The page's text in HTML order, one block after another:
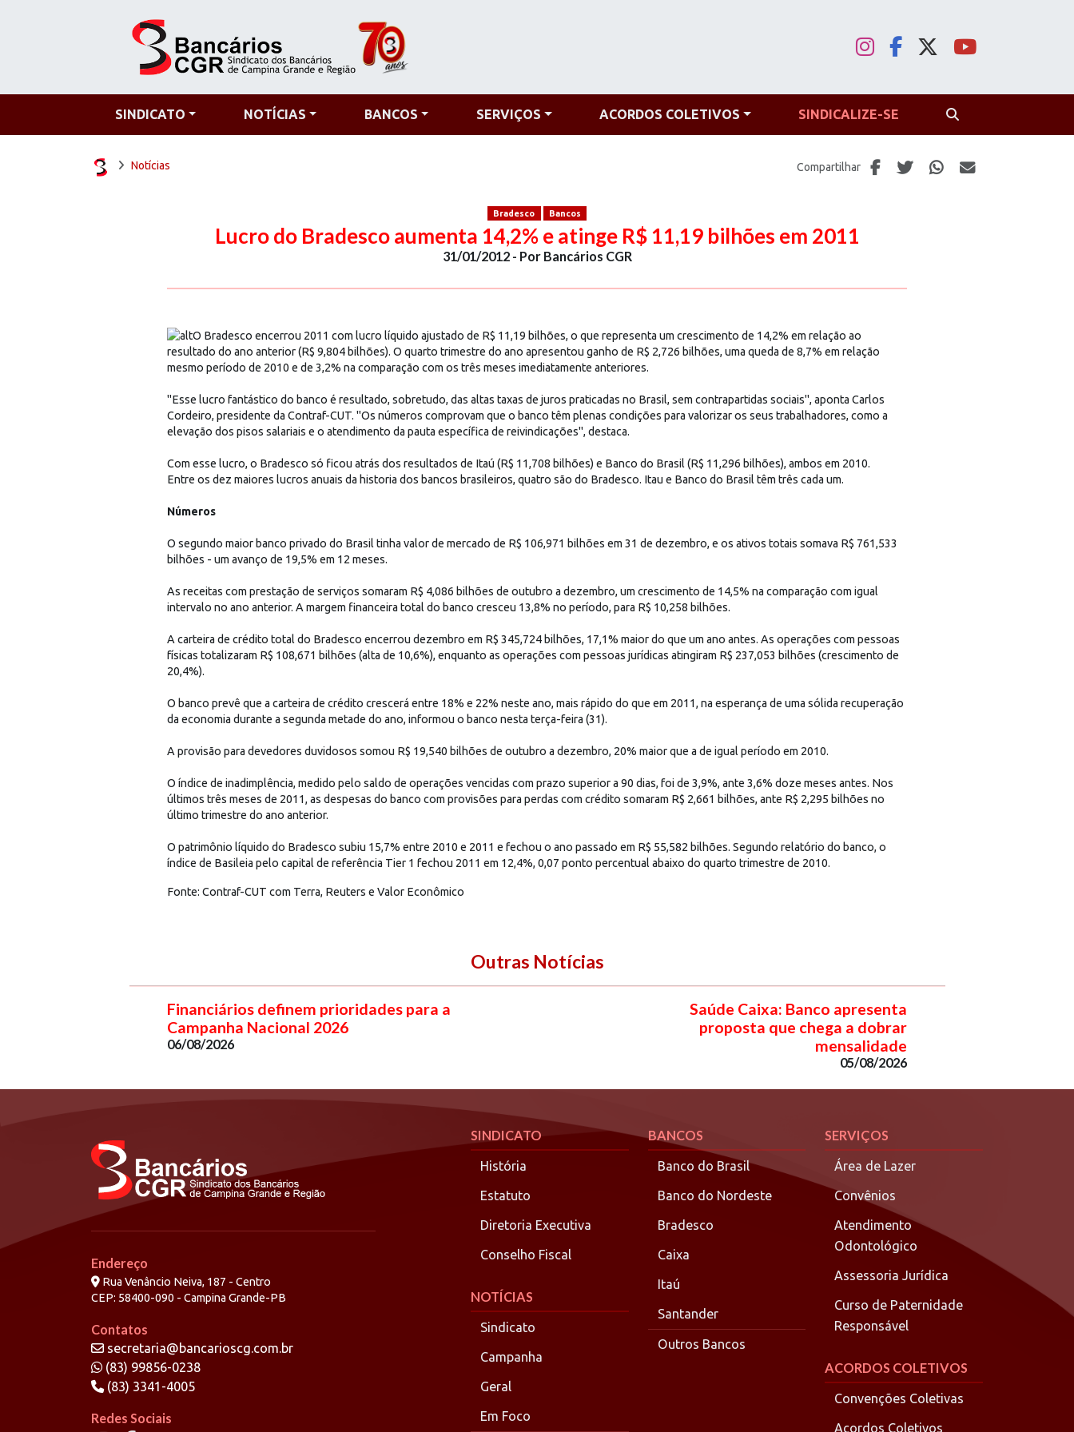
SINDICATO NOTÍCIAS BANCOS SERVIÇOS ACORDOS COLETIVOS SINDICALIZE-SE
Notícias Compartilhar
Bradesco Bancos
Lucro do Bradesco aumenta 14,2% e atinge R$ 11,19 bilhões em 2011
31/01/2012 - Por Bancários CGR
O Bradesco encerrou 2011 com lucro líquido ajustado de R$ 11,19 bilhões, o que representa um crescimento de 14,2% em relação ao
resultado do ano anterior (R$ 9,804 bilhões). O quarto trimestre do ano apresentou ganho de R$ 2,726 bilhões, uma queda de 8,7% em relação
mesmo período de 2010 e de 3,2% na comparação com os três meses imediatamente anteriores.
"Esse lucro fantástico do banco é resultado, sobretudo, das altas taxas de juros praticadas no Brasil, sem contrapartidas sociais", aponta Carlos
Cordeiro, presidente da Contraf-CUT. "Os números comprovam que o banco têm plenas condições para valorizar os seus trabalhadores, como a
elevação dos pisos salariais e o atendimento da pauta específica de reivindicações", destaca.
Com esse lucro, o Bradesco só ficou atrás dos resultados de Itaú (R$ 11,708 bilhões) e Banco do Brasil (R$ 11,296 bilhões), ambos em 2010.
Entre os dez maiores lucros anuais da historia dos bancos brasileiros, quatro são do Bradesco. Itau e Banco do Brasil têm três cada um.
Números
O segundo maior banco privado do Brasil tinha valor de mercado de R$ 106,971 bilhões em 31 de dezembro, e os ativos totais somava R$ 761,533
bilhões - um avanço de 19,5% em 12 meses.
As receitas com prestação de serviços somaram R$ 4,086 bilhões de outubro a dezembro, um crescimento de 14,5% na comparação com igual
intervalo no ano anterior. A margem financeira total do banco cresceu 13,8% no período, para R$ 10,258 bilhões.
A carteira de crédito total do Bradesco encerrou dezembro em R$ 345,724 bilhões, 17,1% maior do que um ano antes. As operações com pessoas
físicas totalizaram R$ 108,671 bilhões (alta de 10,6%), enquanto as operações com pessoas jurídicas atingiram R$ 237,053 bilhões (crescimento de
20,4%).
O banco prevê que a carteira de crédito crescerá entre 18% e 22% neste ano, mais rápido do que em 2011, na esperança de uma sólida recuperação
da economia durante a segunda metade do ano, informou o banco nesta terça-feira (31).
A provisão para devedores duvidosos somou R$ 19,540 bilhões de outubro a dezembro, 20% maior que a de igual período em 2010.
O índice de inadimplência, medido pelo saldo de operações vencidas com prazo superior a 90 dias, foi de 3,9%, ante 3,6% doze meses antes. Nos
últimos três meses de 2011, as despesas do banco com provisões para perdas com crédito somaram R$ 2,661 bilhões, ante R$ 2,295 bilhões no
último trimestre do ano anterior.
O patrimônio líquido do Bradesco subiu 15,7% entre 2010 e 2011 e fechou o ano passado em R$ 55,582 bilhões. Segundo relatório do banco, o
índice de Basileia pelo capital de referência Tier 1 fechou 2011 em 12,4%, 0,07 ponto percentual abaixo do quarto trimestre de 2010.
Fonte: Contraf-CUT com Terra, Reuters e Valor Econômico
Outras Notícias
Financiários definem prioridades para a
Campanha Nacional 2026
06/08/2026
Saúde Caixa: Banco apresenta
proposta que chega a dobrar
mensalidade
05/08/2026
Endereço
Rua Venâncio Neiva, 187 - Centro
CEP: 58400-090 - Campina Grande-PB
Contatos
secretaria@bancarioscg.com.br
(83) 99856-0238
(83) 3341-4005
Redes Sociais
SINDICATO
História
Estatuto
Diretoria Executiva
Conselho Fiscal
NOTÍCIAS
Sindicato
Campanha
Geral
Em Foco
BANCOS
Banco do Brasil
Banco do Nordeste
Bradesco
Caixa
Itaú
Santander
Outros Bancos
SERVIÇOS
Área de Lazer
Convênios
Atendimento
Odontológico
Assessoria Jurídica
Curso de Paternidade
Responsável
ACORDOS COLETIVOS
Convenções Coletivas
Acordos Coletivos